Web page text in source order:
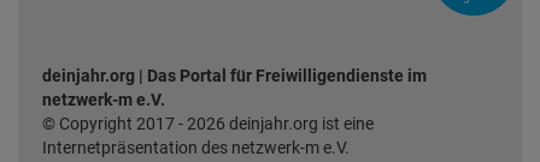
deinjahr.org | Das Portal für Freiwilligendienste im
netzwerk-m e.V.
© Copyright 2017 - 2026 deinjahr.org ist eine
Internetpräsentation des netzwerk-m e.V.